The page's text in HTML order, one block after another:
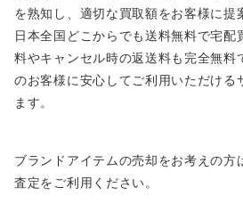
を熟知し、適切な買取額をお客様に提
日本全国どこからでも送料無料で宅配
料やキャンセル時の返送料も完全無料
のお客様に安心してご利用いただける
ます。
ブランドアイテムの売却をお考えの方
査定をご利用ください。